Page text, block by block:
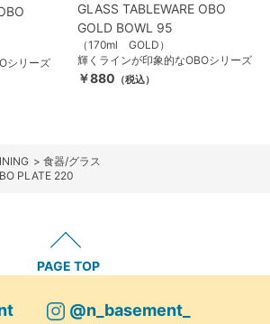
シリーズ
GLASS TABLEWARE OBO
GOLD BOWL 95
（170ml GOLD）
輝くラインが印象的なOBOシリーズ
￥880 （税込）
> 食器/グラス
PLATE 220
PAGE TOP
@n_basement_